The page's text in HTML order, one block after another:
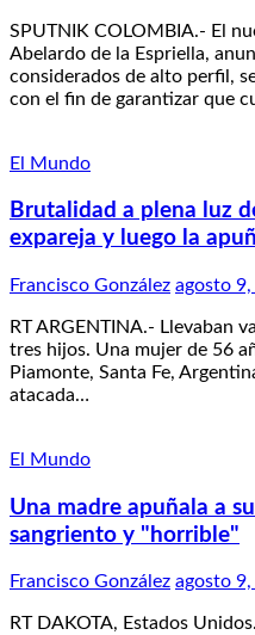
SPUTNIK COLOMBIA.- El
Abelardo de la Espriella,
considerados de alto perfil,
con el fin de garantizar que
El Mundo
Brutalidad a plena luz
expareja y luego la
Francisco González agosto
RT ARGENTINA.- Llevaban
tres hijos. Una mujer de 56
Piamonte, Santa Fe,
atacada…
El Mundo
Una madre apuñala a
sangriento y "horrible"
Francisco González agosto
RT DAKOTA, Estados